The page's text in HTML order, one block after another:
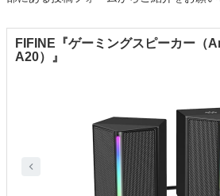
FIFINE『ゲーミングスピーカー（‎
A20）』